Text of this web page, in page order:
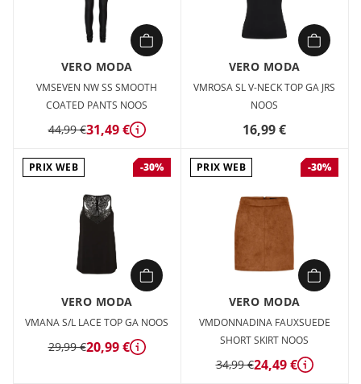
VERO MODA
VMSEVEN NW SS SMOOTH
COATED PANTS NOOS
44,99 €31,49 € Détails
VERO MODA
VMROSA SL V-NECK TOP GA JRS
NOOS
16,99 €
PRIX WEB -30%
VERO MODA
VMANA S/L LACE TOP GA NOOS
29,99 €20,99 € Détails
PRIX WEB -30%
VERO MODA
VMDONNADINA FAUXSUEDE
SHORT SKIRT NOOS
34,99 €24,49 € Détails